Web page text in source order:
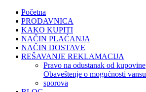
Početna
PRODAVNICA
KAKO KUPITI
NAČIN PLAĆANJA
NAČIN DOSTAVE
REŠAVANJE REKLAMACIJA
pravo na odustanak od kupovine
obaveštenje o mogućnosti vansudkog rešavanja
sporova